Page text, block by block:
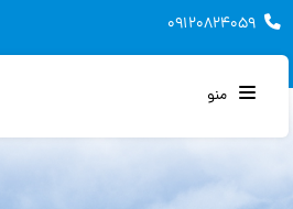
منو